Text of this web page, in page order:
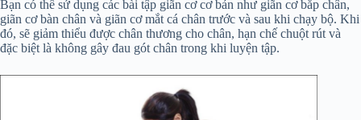
Bạn có thể sử dụng các bài tập giãn cơ cơ bản như giãn cơ bắp chân,
giãn cơ bàn chân và giãn cơ mắt cá chân trước và sau khi chạy bộ. Khi
đó, sẽ giảm thiểu được chân thương cho chân, hạn chế chuột rút và
đặc biệt là không gây đau gót chân trong khi luyện tập.